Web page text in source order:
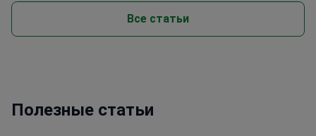
Все статьи
Полезные статьи